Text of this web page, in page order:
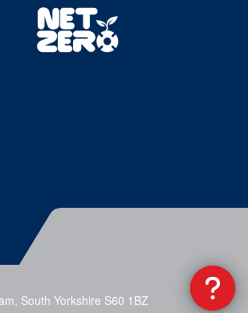
South Yorkshire S60 1BZ